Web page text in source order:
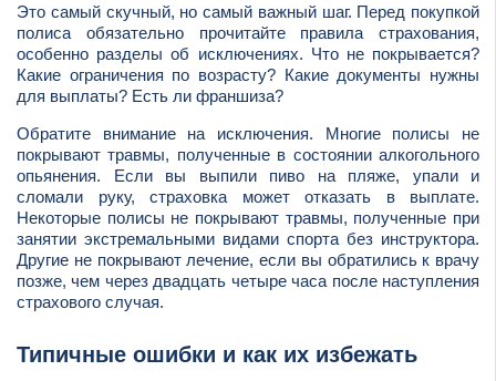
Это самый скучный, но самый важный шаг. Перед покупкой
полиса обязательно прочитайте правила страхования,
особенно разделы об исключениях. Что не покрывается?
Какие ограничения по возрасту? Какие документы нужны
для выплаты? Есть ли франшиза?
Обратите внимание на исключения. Многие полисы не
покрывают травмы, полученные в состоянии алкогольного
опьянения. Если вы выпили пиво на пляже, упали и
сломали руку, страховка может отказать в выплате.
Некоторые полисы не покрывают травмы, полученные при
занятии экстремальными видами спорта без инструктора.
Другие не покрывают лечение, если вы обратились к врачу
позже, чем через двадцать четыре часа после наступления
страхового случая.
Типичные ошибки и как их избежать